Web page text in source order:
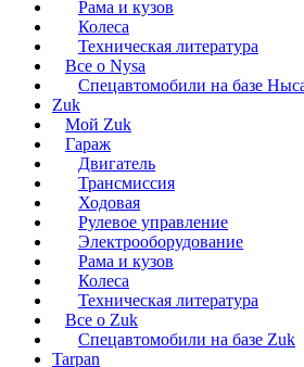
Рама и кузов
Колеса
Техническая литература
Все о Nysa
Спецавтомобили на базе
Zuk
Мой Zuk
Гараж
Двигатель
Трансмиссия
Ходовая
Рулевое управление
Электрооборудование
Рама и кузов
Колеса
Техническая литература
Все о Zuk
Спецавтомобили на базе Zuk
Tarpan